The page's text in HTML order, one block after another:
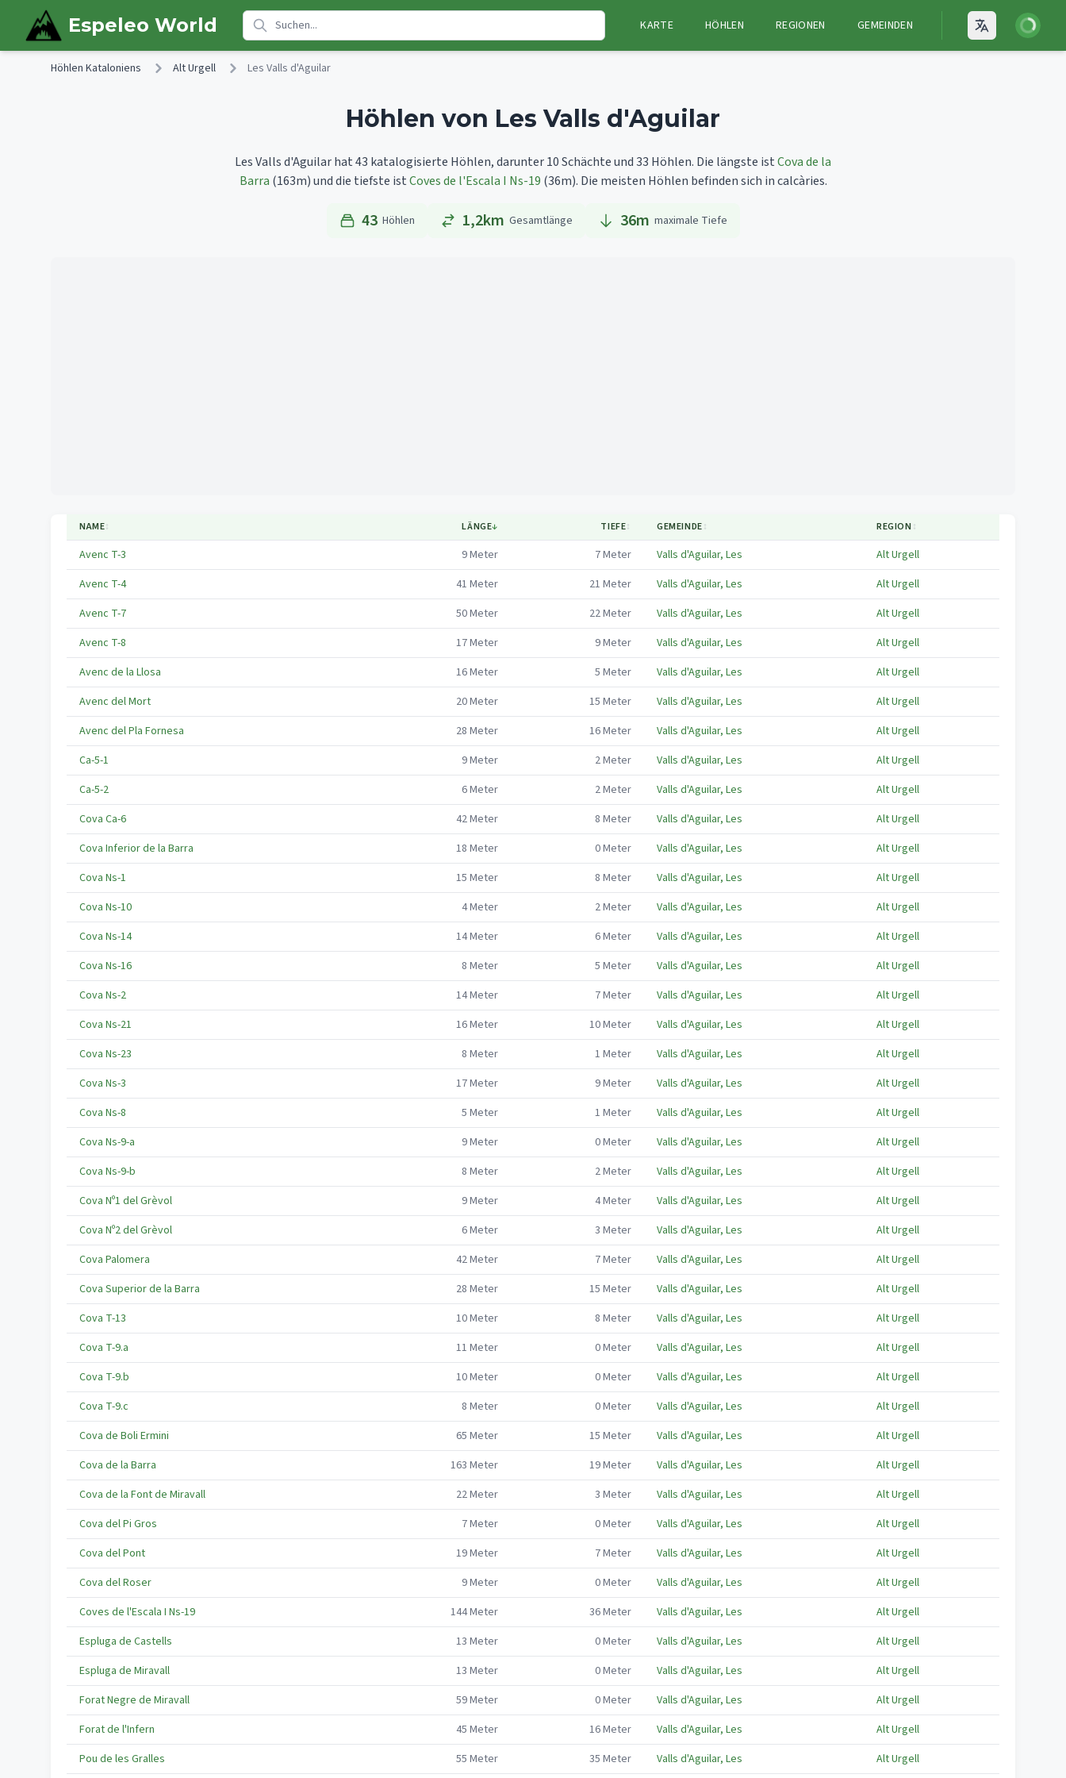
Skip to main content
Espeleo World KARTE HÖHLEN REGIONEN GEMEINDEN Open
Anmelden
Höhlen Kataloniens Alt Urgell Les Valls d'Aguilar
Höhlen von Les Valls d'Aguilar
Les Valls d'Aguilar hat 43 katalogisierte Höhlen, darunter 10 Schächte und 33 Höhlen. Die längste istCova de la
Barra (163m)und die tiefste istCoves de l'Escala I Ns-19 (36m). Die meisten Höhlen befinden sich in calcàries.
43 Höhlen 1,2km Gesamtlänge 36m maximale Tiefe
NAME↕ LÄNGE↓ TIEFE↕ GEMEINDE↕ REGION ↕
Avenc T-3 9Meter 7Meter Valls d'Aguilar, Les
Alt Urgell
Avenc T-4
41 Meter 21 Meter Valls d'Aguilar, Les
Alt Urgell
Avenc T-7
50Meter 22Meter Valls d'Aguilar, Les
Alt Urgell
Avenc T-8
17Meter 9Meter Valls d'Aguilar, Les
Alt Urgell
Avenc de la Llosa
16Meter 5 Meter Valls d'Aguilar, Les
Alt Urgell
Avenc del Mort
20Meter 15 Meter Valls d'Aguilar, Les
Alt Urgell
Avenc del Pla Fornesa
28 Meter 16Meter Valls d'Aguilar, Les
Alt Urgell
Ca-5-1
9Meter 2Meter Valls d'Aguilar, Les
Alt Urgell
Ca-5-2
6Meter 2Meter Valls d'Aguilar, Les
Alt Urgell
Cova Ca-6
42Meter 8 Meter Valls d'Aguilar, Les
Alt Urgell
Cova Inferior de la Barra
18 Meter 0Meter Valls d'Aguilar, Les
Alt Urgell
Cova Ns-1
15 Meter 8 Meter Valls d'Aguilar, Les
Alt Urgell
Cova Ns-10
4Meter 2Meter Valls d'Aguilar, Les
Alt Urgell
Cova Ns-14
14Meter 6Meter Valls d'Aguilar, Les
Alt Urgell
Cova Ns-16
8 Meter 5 Meter Valls d'Aguilar, Les
Alt Urgell
Cova Ns-2
14Meter 7Meter Valls d'Aguilar, Les
Alt Urgell
Cova Ns-21
16Meter 10Meter Valls d'Aguilar, Les
Alt Urgell
Cova Ns-23
8 Meter 1 Meter Valls d'Aguilar, Les
Alt Urgell
Cova Ns-3
17Meter 9Meter Valls d'Aguilar, Les
Alt Urgell
Cova Ns-8
5 Meter 1 Meter Valls d'Aguilar, Les
Alt Urgell
Cova Ns-9-a
9Meter 0Meter Valls d'Aguilar, Les
Alt Urgell
Cova Ns-9-b
8 Meter 2Meter Valls d'Aguilar, Les
Alt Urgell
Cova Nº1 del Grèvol
9Meter 4Meter Valls d'Aguilar, Les
Alt Urgell
Cova Nº2 del Grèvol
6Meter 3 Meter Valls d'Aguilar, Les
Alt Urgell
Cova Palomera
42Meter 7Meter Valls d'Aguilar, Les
Alt Urgell
Cova Superior de la Barra
28 Meter 15 Meter Valls d'Aguilar, Les
Alt Urgell
Cova T-13
10Meter 8 Meter Valls d'Aguilar, Les
Alt Urgell
Cova T-9.a
11 Meter 0Meter Valls d'Aguilar, Les
Alt Urgell
Cova T-9.b
10Meter 0Meter Valls d'Aguilar, Les
Alt Urgell
Cova T-9.c
8 Meter 0Meter Valls d'Aguilar, Les
Alt Urgell
Cova de Boli Ermini
65 Meter 15 Meter Valls d'Aguilar, Les
Alt Urgell
Cova de la Barra
163 Meter 19Meter Valls d'Aguilar, Les
Alt Urgell
Cova de la Font de Miravall
22Meter 3 Meter Valls d'Aguilar, Les
Alt Urgell
Cova del Pi Gros
7Meter 0Meter Valls d'Aguilar, Les
Alt Urgell
Cova del Pont
19Meter 7Meter Valls d'Aguilar, Les
Alt Urgell
Cova del Roser
9Meter 0Meter Valls d'Aguilar, Les
Alt Urgell
Coves de l'Escala I Ns-19
144Meter 36Meter Valls d'Aguilar, Les
Alt Urgell
Espluga de Castells
13 Meter 0Meter Valls d'Aguilar, Les
Alt Urgell
Espluga de Miravall
13 Meter 0Meter Valls d'Aguilar, Les
Alt Urgell
Forat Negre de Miravall
59Meter 0Meter Valls d'Aguilar, Les
Alt Urgell
Forat de l'Infern
45 Meter 16Meter Valls d'Aguilar, Les
Alt Urgell
Pou de les Gralles
55 Meter 35 Meter Valls d'Aguilar, Les Alt Urgell